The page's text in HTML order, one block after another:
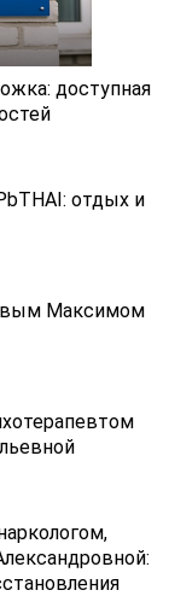
доступная
отдых и
Максимом